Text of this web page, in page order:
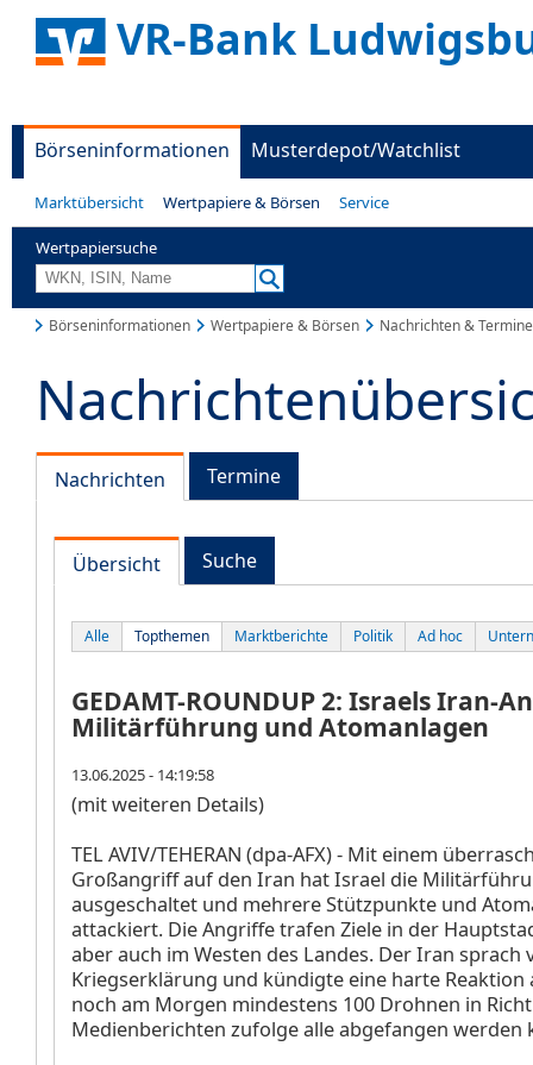
VR-Bank
Börseninformationen Musterdepot/Watchlist
Marktübersicht Wertpapiere & Börsen Service
Wertpapiersuche
Börseninformationen Wertpapiere & Börsen Nachrichten & Termine
Nachrichten Termine
Übersicht Suche
Alle Topthemen Marktberichte Politik Ad hoc
GEDAMT-ROUNDUP 2: Israels Iran-
Militärführung und Atomanlagen
13.06.2025 - 14:19:58
(mit weiteren Details)
TEL AVIV/TEHERAN (dpa-AFX) - Mit einem
Großangriff auf den Iran hat Israel die
ausgeschaltet und mehrere Stützpunkte und
attackiert. Die Angriffe trafen Ziele in der
aber auch im Westen des Landes. Der Iran sprach
Kriegserklärung und kündigte eine harte Reaktion
noch am Morgen mindestens 100 Drohnen in
Medienberichten zufolge alle abgefangen werden